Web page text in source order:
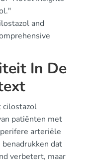
and
In De
cilostazol
patiënten met
arteriële
dat
verbetert, maar